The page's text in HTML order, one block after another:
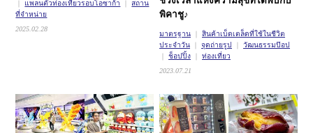
แพลนตั๋วท่องเที่ยวรอบโอซาก้า
สถาน
ที่จำหน่าย
2025.02.28
พิคาชู♪
มาตรฐาน
สินค้าเบ็ดเตล็ดที่ใช้ในชีวิต
ประจำวัน
จุดถ่ายรูป
วัฒนธรรมป๊อป
ช็อปปิ้ง
ท่องเที่ยว
2023.07.21